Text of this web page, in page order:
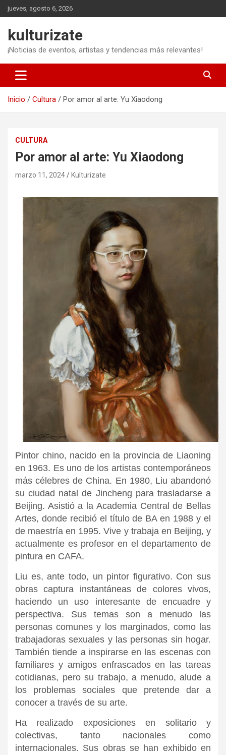
Saltar
al
jueves, agosto 6, 2026
kulturizate
¡Noticias de eventos, artistas y tendencias más relevantes!
Inicio Cultura Por amor al arte: Yu Xiaodong
CULTURA
Por amor al arte: Yu Xiaodong
marzo 11, 2024 Kulturizate
Pintor chino, nacido en la provincia de Liaoning
en 1963. Es uno de los artistas contemporáneos
más célebres de China. En 1980, Liu abandonó
su ciudad natal de Jincheng para trasladarse a
Beijing. Asistió a la Academia Central de Bellas
Artes, donde recibió el título de BA en 1988 y el
de maestría en 1995. Vive y trabaja en Beijing, y
actualmente es profesor en el departamento de
pintura en CAFA.
Liu es, ante todo, un pintor figurativo. Con sus
obras captura instantáneas de colores vivos,
haciendo un uso interesante de encuadre y
perspectiva. Sus temas son a menudo las
personas comunes y los marginados, como las
trabajadoras sexuales y las personas sin hogar.
También tiende a inspirarse en las escenas con
familiares y amigos enfrascados en las tareas
cotidianas, pero su trabajo, a menudo, alude a
los problemas sociales que pretende dar a
conocer a través de su arte.
Ha realizado exposiciones en solitario y
colectivas, tanto nacionales como
internacionales. Sus obras se han exhibido en